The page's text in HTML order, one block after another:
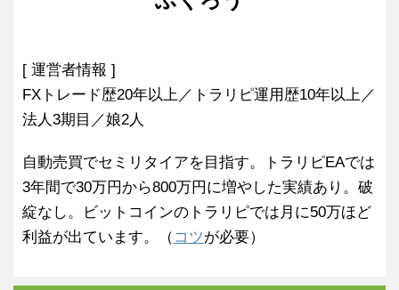
[ 運営者情報 ]
FXトレード歴20年以上／トラリピ運用歴10年以上／
法人3期目／娘2人
自動売買でセミリタイアを目指す。トラリピEAでは
3年間で30万円から800万円に増やした実績あり。破
綻なし。ビットコインのトラリピでは月に50万ほど
利益が出ています。（ コツが必要）